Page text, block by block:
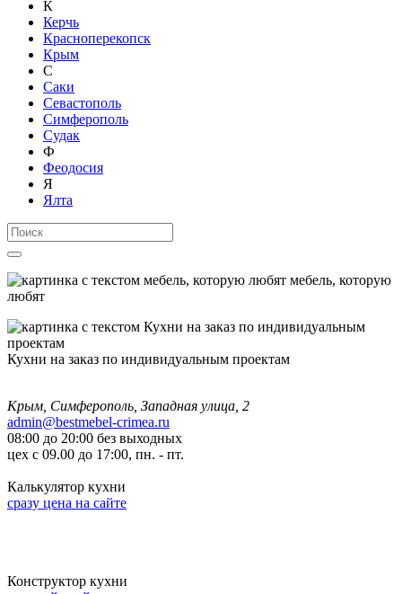
К
Керчь
Красноперекопск
Крым
С
Саки
Севастополь
Симферополь
Судак
Ф
Феодосия
Я
Ялта
мебель, которую
любят
Кухни на заказ по индивидуальным проектам
Крым, Симферополь, Западная улица, 2
admin@bestmebel-crimea.ru
08:00 до 20:00 без выходных
цех с 09.00 до 17:00, пн. - пт.
Калькулятор кухни
сразу цена на сайте
Конструктор кухни